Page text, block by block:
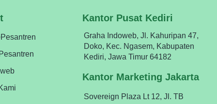
Kantor Pusat Kediri
Graha Indoweb, Jl. Kahuripan 47,
Doko, Kec. Ngasem, Kabupaten
Kediri, Jawa Timur 64182
Kantor Marketing Jakarta
Sovereign Plaza Lt 12, Jl. TB